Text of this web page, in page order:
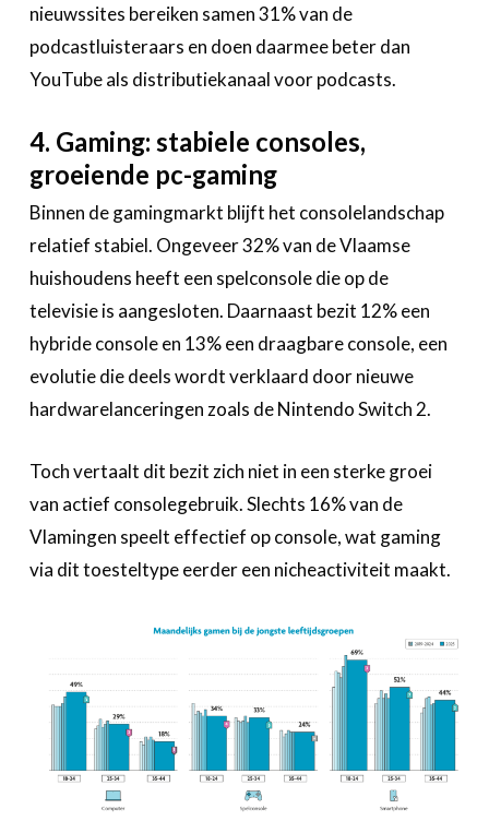
nieuwssites bereiken samen 31% van de
podcastluisteraars en doen daarmee beter dan
YouTube als distributiekanaal voor podcasts.
4. Gaming: stabiele consoles,
groeiende pc-gaming
Binnen de gamingmarkt blijft het consolelandschap
relatief stabiel. Ongeveer 32% van de Vlaamse
huishoudens heeft een spelconsole die op de
televisie is aangesloten. Daarnaast bezit 12% een
hybride console en 13% een draagbare console, een
evolutie die deels wordt verklaard door nieuwe
hardwarelanceringen zoals de Nintendo Switch 2.
Toch vertaalt dit bezit zich niet in een sterke groei
van actief consolegebruik. Slechts 16% van de
Vlamingen speelt effectief op console, wat gaming
via dit toesteltype eerder een nicheactiviteit maakt.